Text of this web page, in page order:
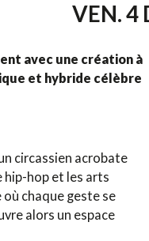
VEN. 4
avec une création à
et hybride célèbre
circassien acrobate
hip-hop et les arts
chaque geste se
alors un espace